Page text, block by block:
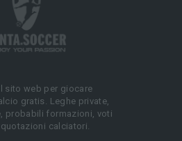
sito web per giocare
gratis. Leghe private,
probabili formazioni, voti
calciatori.